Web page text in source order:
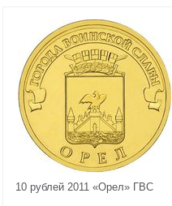
10 рублей 2011 «Орел» ГВС